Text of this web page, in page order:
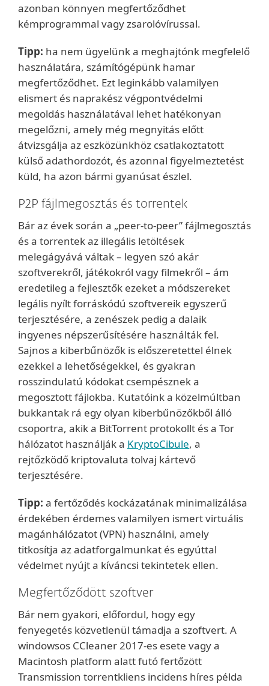
azonban könnyen megfertőződhet
kémprogrammal vagy zsarolóvírussal.
Tipp: ha nem ügyelünk a meghajtónk megfelelő
használatára, számítógépünk hamar
megfertőződhet. Ezt leginkább valamilyen
elismert és naprakész végpontvédelmi
megoldás használatával lehet hatékonyan
megelőzni, amely még megnyitás előtt
átvizsgálja az eszközünkhöz csatlakoztatott
külső adathordozót, és azonnal figyelmeztetést
küld, ha azon bármi gyanúsat észlel.
P2P fájlmegosztás és torrentek
Bár az évek során a „peer-to-peer” fájlmegosztás
és a torrentek az illegális letöltések
melegágyává váltak – legyen szó akár
szoftverekről, játékokról vagy filmekről – ám
eredetileg a fejlesztők ezeket a módszereket
legális nyílt forráskódú szoftvereik egyszerű
terjesztésére, a zenészek pedig a dalaik
ingyenes népszerűsítésére használták fel.
Sajnos a kiberbűnözők is előszeretettel élnek
ezekkel a lehetőségekkel, és gyakran
rosszindulatú kódokat csempésznek a
megosztott fájlokba. Kutatóink a közelmúltban
bukkantak rá egy olyan kiberbűnözőkből álló
csoportra, akik a BitTorrent protokollt és a Tor
hálózatot használják a KryptoCibule, a
rejtőzködő kriptovaluta tolvaj kártevő
terjesztésére.
Tipp: a fertőződés kockázatának minimalizálása
érdekében érdemes valamilyen ismert virtuális
magánhálózatot (VPN) használni, amely
titkosítja az adatforgalmunkat és egyúttal
védelmet nyújt a kíváncsi tekintetek ellen.
Megfertőződött szoftver
Bár nem gyakori, előfordul, hogy egy
fenyegetés közvetlenül támadja a szoftvert. A
windowsos CCleaner 2017-es esete vagy a
Macintosh platform alatt futó fertőzött
Transmission torrentkliens incidens híres példa